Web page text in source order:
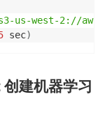
us-west-2://
sec)
建机器学习